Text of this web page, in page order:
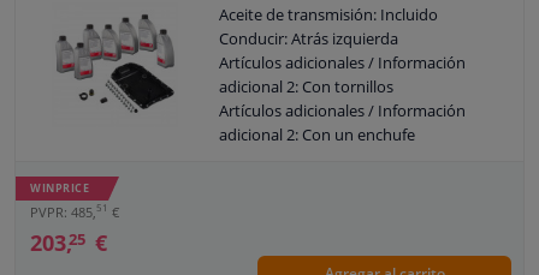
Aceite de transmisión: Incluido
Conducir: Atrás izquierda
Artículos adicionales / Información
adicional 2: Con tornillos
Artículos adicionales / Información
adicional 2: Con un enchufe
Especificación: BMW ATF 2
WINPRICE
PVPR: 485, 51 €
203,25 €